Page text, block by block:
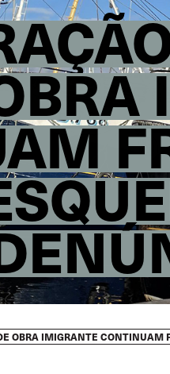
OBRA IMIGRANTE CONTINUAM